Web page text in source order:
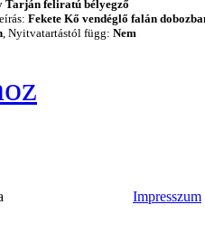
Tarján feliratú bélyegző
Fekete Kő vendéglő falán
, Nyitvatartástól függ: Nem
Impresszum